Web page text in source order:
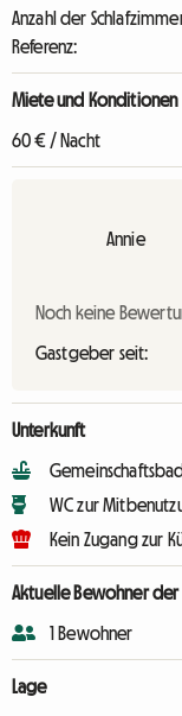
Anzahl der
Referenz:
Miete und Konditionen
60 € / Nacht
Annie
Noch keine
Gastgeber seit:
Unterkunft
Gemeinschaftsbad
WC zur
Kein Zugang zur
Aktuelle Bewohner der
1 Bewohner
Lage